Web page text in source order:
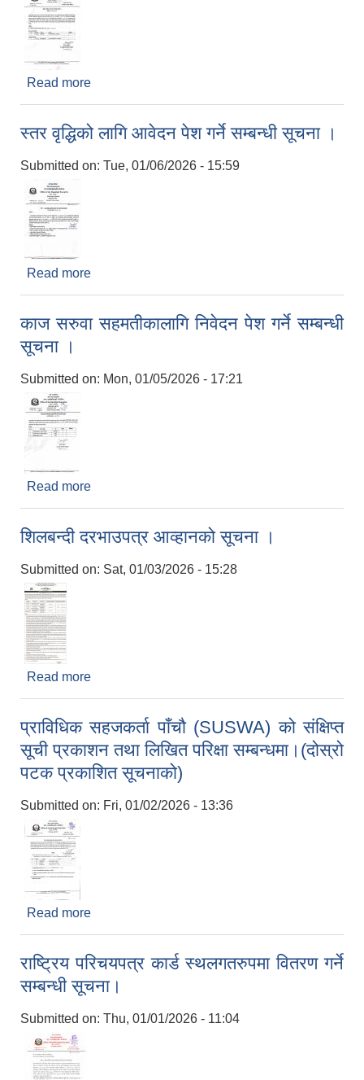
Read more
स्तर वृद्धिको लागि आवेदन पेश गर्ने सम्बन्धी सूचना ।
Submitted on: Tue, 01/06/2026 - 15:59
Read more
काज सरुवा सहमतीकालागि निवेदन पेश गर्ने सम्बन्धी
सूचना ।
Submitted on: Mon, 01/05/2026 - 17:21
Read more
शिलबन्दी दरभाउपत्र आव्हानको सूचना ।
Submitted on: Sat, 01/03/2026 - 15:28
Read more
प्राविधिक सहजकर्ता पाँचौ (SUSWA) को संक्षिप्त
सूची प्रकाशन तथा लिखित परिक्षा सम्बन्धमा।(दोस्रो
पटक प्रकाशित सूचनाको)
Submitted on: Fri, 01/02/2026 - 13:36
Read more
राष्ट्रिय परिचयपत्र कार्ड स्थलगतरुपमा वितरण गर्ने
सम्बन्धी सूचना।
Submitted on: Thu, 01/01/2026 - 11:04